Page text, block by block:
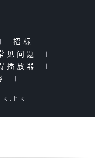
| 招标
|
见问题
|
播放器
|
|